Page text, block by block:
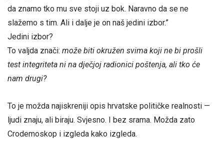
da znamo tko mu sve stoji uz bok. Naravno da se ne
slažemo s tim. Ali i dalje je on naš jedini izbor.”
Jedini izbor?
To valjda znači: može biti okružen svima koji ne bi prošli
test integriteta ni na dječjoj radionici poštenja, ali tko će
nam drugi?
To je možda najiskreniji opis hrvatske političke realnosti —
ljudi znaju, ali biraju. Svjesno. I bez srama. Možda zato
Crodemoskop i izgleda kako izgleda.